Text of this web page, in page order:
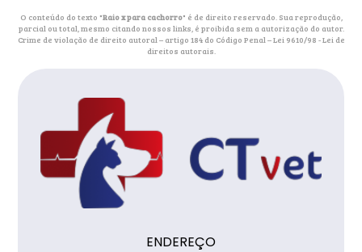
O conteúdo do texto "Raio x para cachorro" é de direito reservado. Sua reprodução,
parcial ou total, mesmo citando nossos links, é proibida sem a autorização do autor.
Crime de violação de direito autoral – artigo 184 do Código Penal –Lei 9610/98 - Lei de
direitos autorais.
ENDEREÇO